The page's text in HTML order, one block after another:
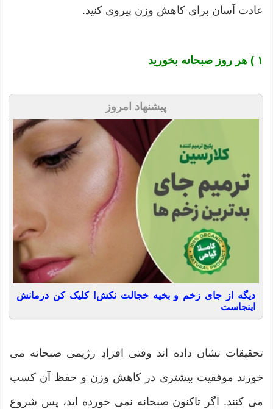
عادت آسان برای کاهش وزن پیروی کنید.
۱ ) هر روز صبحانه بخورید
پیشنهاد امروز
دیگه از جای زخم و بخیه خجالت نکش! کلیک کن درمانش
اینجاست
تحقیقات نشان داده اند وقتی افرادِ رژیمی صبحانه می
خورند موفقیت بیشتری در کاهش وزن و حفظ آن کسب
می کنند. اگر تاکنون صبحانه نمی خورده اید، پس شروع